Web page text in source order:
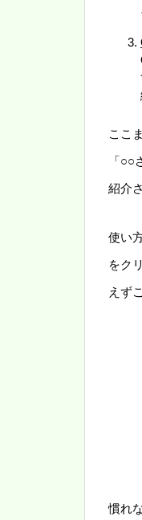
ここ
「
紹介
使い
をク
えず
慣れ